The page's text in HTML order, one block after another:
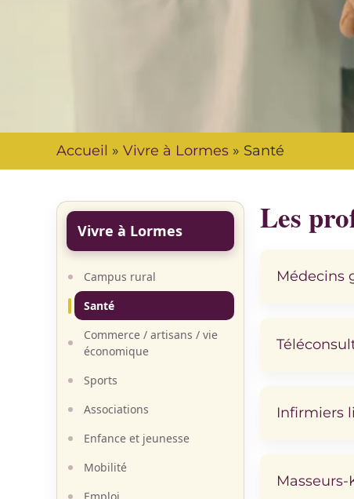
Accueil » Vivre à Lormes » Santé
Les
Médecins
Infirmiers
Vivre à Lormes
Campus rural
Santé
Commerce / artisans / vie
économique
Sports
Associations
Enfance et jeunesse
Mobilité